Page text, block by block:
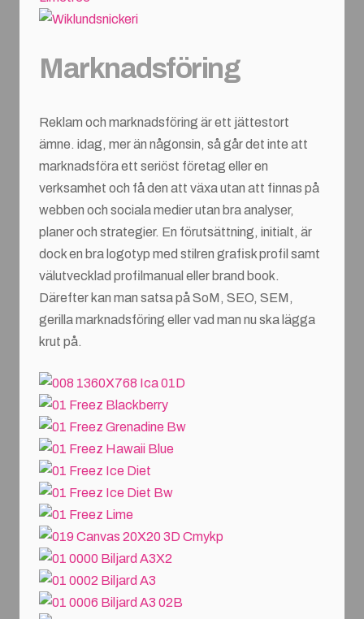
Marknadsföring
Reklam och marknadsföring är ett jättestort
ämne. idag, mer än någonsin, så går det inte att
marknadsföra ett seriöst företag eller en
verksamhet och få den att växa utan att finnas på
webben och sociala medier utan bra analyser,
planer och strategier. En förutsättning, initialt, är
dock en bra logotyp med stilren grafisk profil samt
välutvecklad profilmanual eller brand book.
Därefter kan man satsa på SoM, SEO, SEM,
gerilla marknadsföring eller vad man nu ska lägga
krut på.